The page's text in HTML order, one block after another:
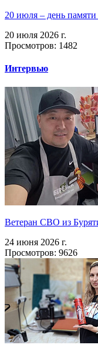
20 июля – день
20 июля 2026 г.
Просмотров: 1482
Интервью
Ветеран СВО из
24 июня 2026 г.
Просмотров: 9626